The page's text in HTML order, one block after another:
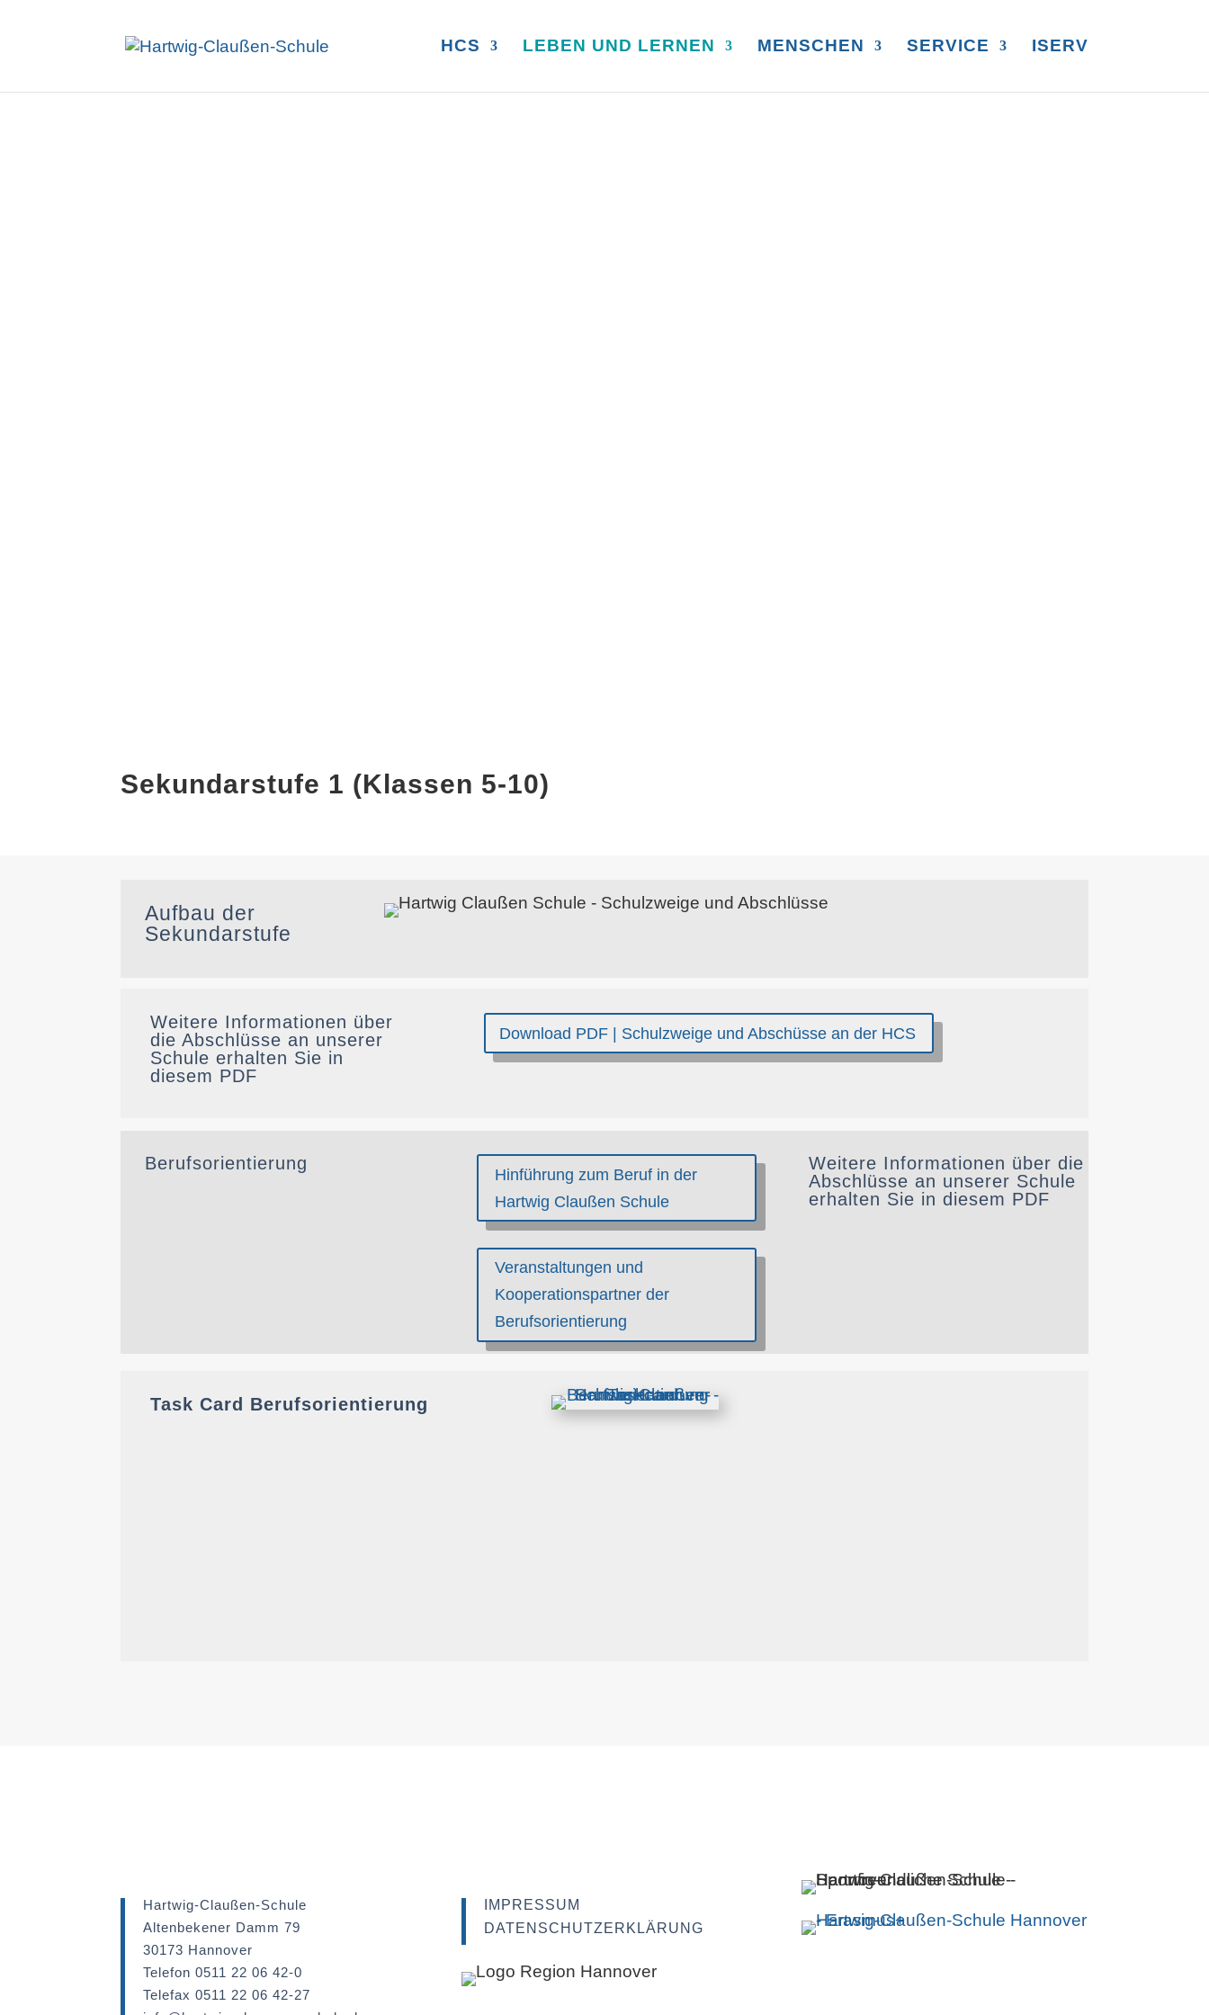
HCS LEBEN UND LERNEN MENSCHEN SERVICE ISERV
Sekundarstufe 1 (Klassen 5-10)
Aufbau der
Sekundarstufe
Weitere Informationen über
die Abschlüsse an unserer
Schule erhalten Sie in
diesem PDF
Download PDF | Schulzweige und Abschüsse an der HCS
Berufsorientierung
Hinführung zum Beruf in der
Hartwig Claußen Schule
Veranstaltungen und
Kooperationspartner der
Berufsorientierung
Weitere Informationen über die
Abschlüsse an unserer Schule
erhalten Sie in diesem PDF
Task Card Berufsorientierung
Hartwig-Claußen-Schule
Altenbekener Damm 79
30173 Hannover
Telefon 0511 22 06 42-0
Telefax 0511 22 06 42-27
IMPRESSUM
DATENSCHUTZERKLÄRUNG